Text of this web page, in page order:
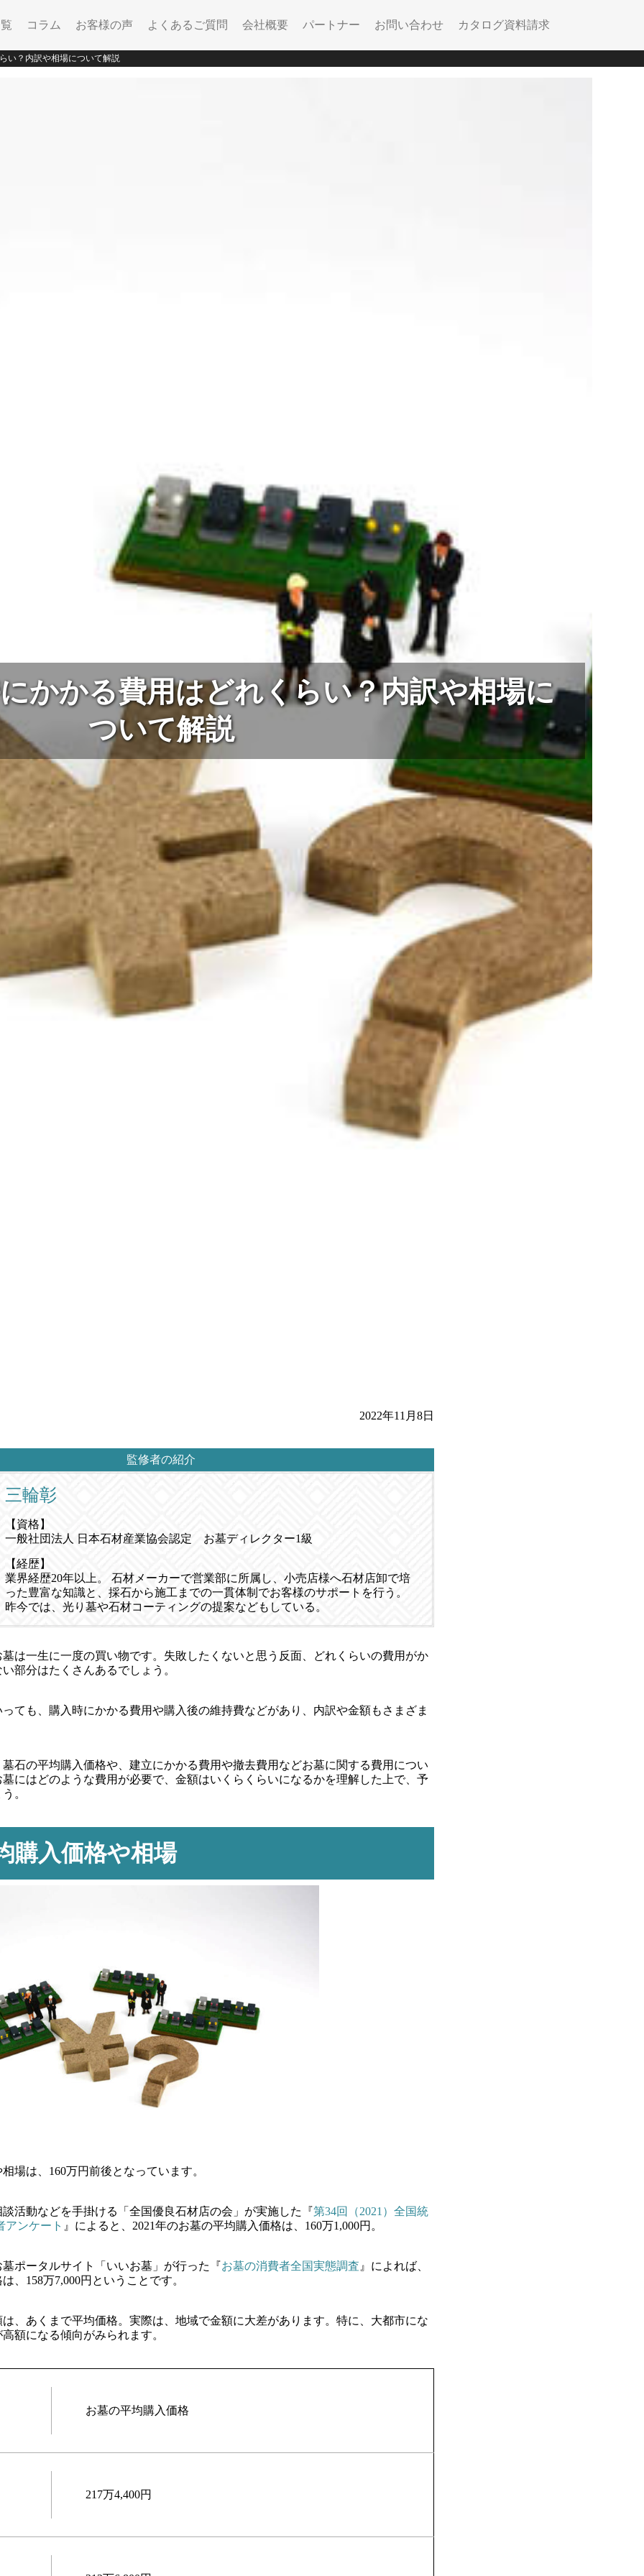
コラム お客様の声 よくあるご質問 会社概要 パートナー お問い合わせ カタログ資料請求
い？内訳や相場について解説
かかる費用はどれくらい？内訳や相場に
ついて解説
2022年11月8日
監修者の紹介
三輪彰
【資格】
一般社団法人 日本石材産業協会認定 お墓ディレクター1級
【経歴】
業界経歴20年以上。 石材メーカーで営業部に所属し、小売店様へ石材店卸で培
った豊富な知識と、採石から施工までの一貫体制でお客様のサポートを行う。
昨今では、光り墓や石材コーティングの提案などもしている。
は一生に一度の買い物です。失敗したくないと思う反面、どれくらいの費用がか
部分はたくさんあるでしょう。
ても、購入時にかかる費用や購入後の維持費などがあり、内訳や金額もさまざま
石の平均購入価格や、建立にかかる費用や撤去費用などお墓に関する費用につい
にはどのような費用が必要で、金額はいくらくらいになるかを理解した上で、予
。
購入価格や相場
場は、160万円前後となっています。
活動などを手掛ける「全国優良石材店の会」が実施した『第34回（2021）全国統
ンケート 』によると、2021年のお墓の平均購入価格は、160万1,000円。
ポータルサイト「いいお墓」が行った『お墓の消費者全国実態調査 』によれば、
、158万7,000円ということです。
、あくまで平均価格。実際は、地域で金額に大差があります。特に、大都市にな
額になる傾向がみられます。
お墓の平均購入価格
217万4,400円